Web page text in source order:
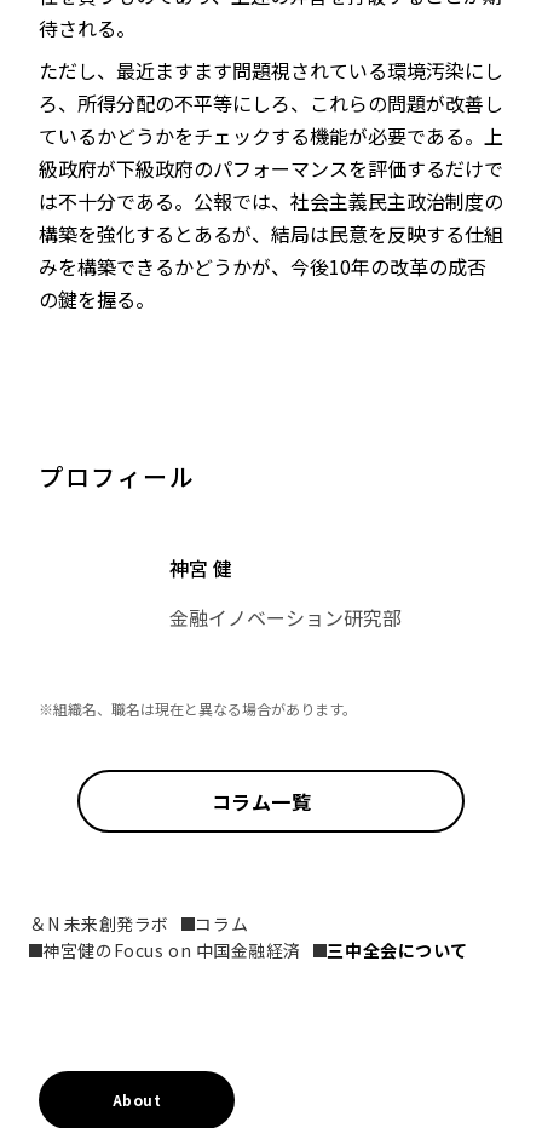
待される。
ただし、最近ますます問題視されている環境汚染にし
ろ、所得分配の不平等にしろ、これらの問題が改善し
ているかどうかをチェックする機能が必要である。上
級政府が下級政府のパフォーマンスを評価するだけで
は不十分である。公報では、社会主義民主政治制度の
構築を強化するとあるが、結局は民意を反映する仕組
みを構築できるかどうかが、今後10年の改革の成否
の鍵を握る。
プロフィール
神宮 健
金融イノベーション研究部
※組織名、職名は現在と異なる場合があります。
コラム一覧
＆N 未来創発ラボ
コラム
神宮健のFocus on 中国金融経済
三中全会について
About